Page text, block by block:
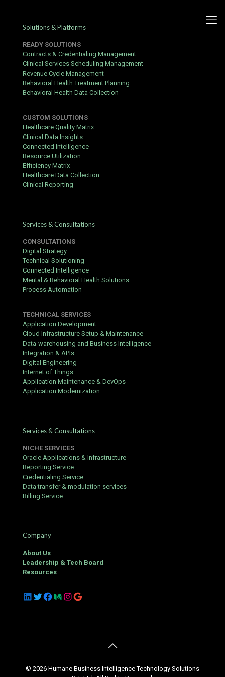
Die Welt von Rocketplay:
im Fokus
Published by Yogita Sharma
Moderne Online-Spielhallen bieten eine beeindruckende Vielfalt
an digitalen Glücksspielen. Wer sich für das
spielenentscheidet, entdeckt eine Plattform mit zahlreichen
Slots und Live-Angeboten. Der schnelle Zugriff auf beliebte Titel
Die Attraktivität der Seite basiert vor allem auf der intuitiven
dort regelmäßig frische Inhalte, die sowohl visuell als auch
spielerisch überzeugen. Dabei steht ein verantwortungsvoller
Umgang mit dem Spiel stets im Mittelpunkt der Philosophie des
Anbieters.
Abschließend lässt sich festhalten, dass die Kombination aus
abwechslungsreichen Umgebung ist, findet hier eine passende
Anlaufstelle. Spieler sollten jedoch immer ihre eigenen Limits im
Blick behalten, um das Vergnügen langfristig zu sichern.
Solutions & Platforms
READY SOLUTIONS
Contracts & Credentialing Management
Clinical Services Scheduling Management
Revenue Cycle Management
Behavioral Health Treatment Planning
Behavioral Health Data Collection
CUSTOM SOLUTIONS
Healthcare Quality Matrix
Clinical Data Insights
Connected Intelligence
Resource Utilization
Efficiency Matrix
Healthcare Data Collection
Clinical Reporting
Services & Consultations
CONSULTATIONS
Digital Strategy
Technical Solutioning
Connected Intelligence
Mental & Behavioral Health Solutions
Process Automation
TECHNICAL SERVICES
Application Development
Cloud Infrastructure Setup & Maintenance
Data-warehousing and Business Intelligence
Integration & APIs
Digital Engineering
Internet of Things
Application Maintenance & DevOps
Application Modernization
Services & Consultations
NICHE SERVICES
Oracle Applications & Infrastructure
Reporting Service
Credentialing Service
Data transfer & modulation services
Billing Service
Company
About Us
Leadership & Tech Board
Resources
LinkedIn
Twitter
Facebook
Medium
Instagram
Google
© 2026 Humane Business Intelligence Technology Solutions